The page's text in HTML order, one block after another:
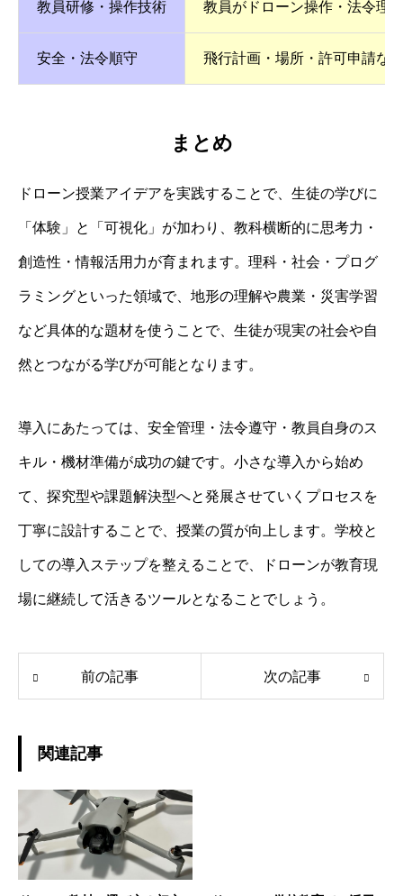
教員研修・操作技術 教員がドローン操作・法令理
安全・法令順守 飛行計画・場所・許可申請な
まとめ
ドローン授業アイデアを実践することで、生徒の学びに
「体験」と「可視化」が加わり、教科横断的に思考力・
創造性・情報活用力が育まれます。理科・社会・プログ
ラミングといった領域で、地形の理解や農業・災害学習
など具体的な題材を使うことで、生徒が現実の社会や自
然とつながる学びが可能となります。
導入にあたっては、安全管理・法令遵守・教員自身のス
キル・機材準備が成功の鍵です。小さな導入から始め
て、探究型や課題解決型へと発展させていくプロセスを
丁寧に設計することで、授業の質が向上します。学校と
しての導入ステップを整えることで、ドローンが教育現
場に継続して活きるツールとなることでしょう。
前の記事 次の記事
関連記事